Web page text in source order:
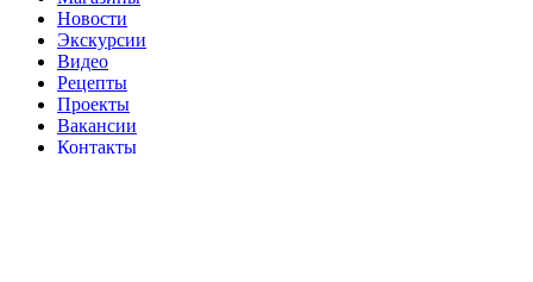
Новости
Экскурсии
Видео
Рецепты
Проекты
Вакансии
Контакты